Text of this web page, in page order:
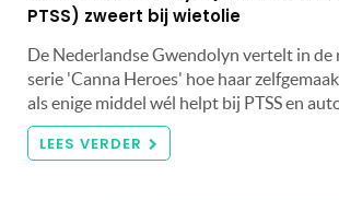
PTSS) zweert bij wietolie
De Nederlandse Gwendolyn vertelt in de
serie 'Canna Heroes' hoe haar
als enige middel wél helpt bij PTSS en
LEES VERDER